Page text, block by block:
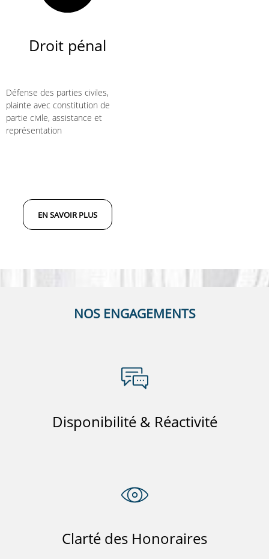
Droit pénal
​​​​​​​Défense des parties civiles,
plainte avec constitution de
partie civile, assistance et
représentation
EN SAVOIR PLUS
NOS ENGAGEMENTS
Disponibilité & Réactivité
Clarté des Honoraires